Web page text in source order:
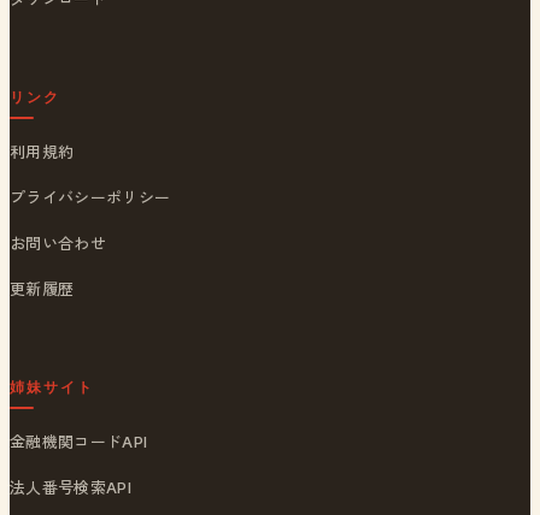
リンク
利用規約
プライバシーポリシー
お問い合わせ
更新履歴
姉妹サイト
金融機関コードAPI
法人番号検索API